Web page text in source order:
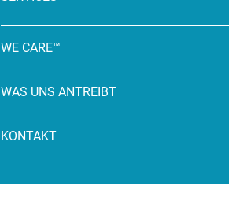
WE CARE™
WAS UNS ANTREIBT
KONTAKT